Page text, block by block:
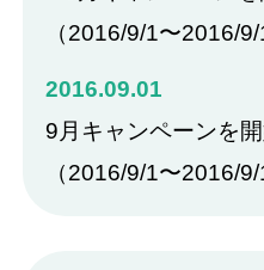
2016.09.01
9月キャンペーンを
（2016/9/1〜2016/9/